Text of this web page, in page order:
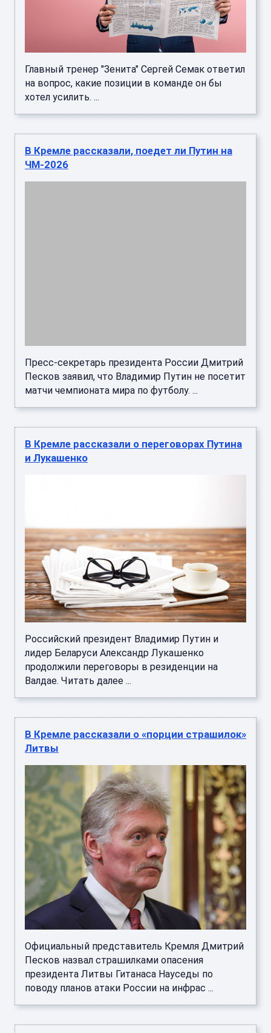
Главный тренер "Зенита" Сергей Семак ответил
на вопрос, какие позиции в команде он бы
хотел усилить. ...
В Кремле рассказали, поедет ли Путин на
ЧМ-2026
Пресс-секретарь президента России Дмитрий
Песков заявил, что Владимир Путин не посетит
матчи чемпионата мира по футболу. ...
В Кремле рассказали о переговорах Путина
и Лукашенко
Российский президент Владимир Путин и
лидер Беларуси Александр Лукашенко
продолжили переговоры в резиденции на
Валдае. Читать далее ...
В Кремле рассказали о «порции страшилок»
Литвы
Официальный представитель Кремля Дмитрий
Песков назвал страшилками опасения
президента Литвы Гитанаса Науседы по
поводу планов атаки России на инфрас ...
В "Краснодаре" рассказали, на какой